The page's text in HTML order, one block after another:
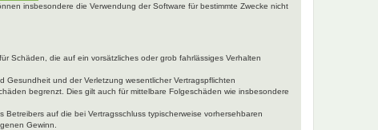
insbesondere die Verwendung der Software für bestimmte Zwecke nicht
Schäden, die auf ein vorsätzliches oder grob fahrlässiges Verhalten
und der Verletzung wesentlicher Vertragspflichten
begrenzt. Dies gilt auch für mittelbare Folgeschäden wie insbesondere
auf die bei Vertragsschluss typischerweise vorhersehbaren
Gewinn.